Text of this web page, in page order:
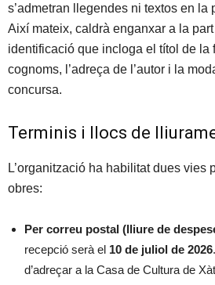
s’admetran llegendes ni textos en la
Així mateix, caldrà enganxar a la
identificació que incloga el títol de la
cognoms, l’adreça de l’autor i la
concursa.
Terminis i llocs de
L’organització ha habilitat dues vies
obres:
Per correu postal (lliure de
recepció serà el 10 de juliol de 2026
d’adreçar a la Casa de Cultura de